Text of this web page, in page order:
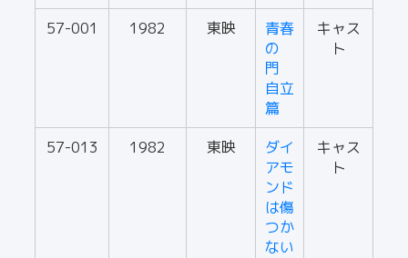
57-001 1982 東映
青春
の
門
自立
篇
キャス
ト
57-013 1982 東映
ダイ
アモ
ンド
は傷
つか
ない
キャス
ト